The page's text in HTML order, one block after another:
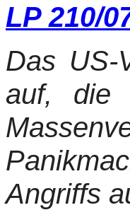
LP 210/
Das US-
auf, die
Angriffs